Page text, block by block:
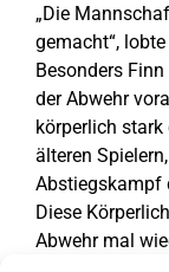
„Die
gemacht“,
Besonders
der Abwehr
körperlich stark
älteren
Abstiegskampf
Diese
Abwehr mal